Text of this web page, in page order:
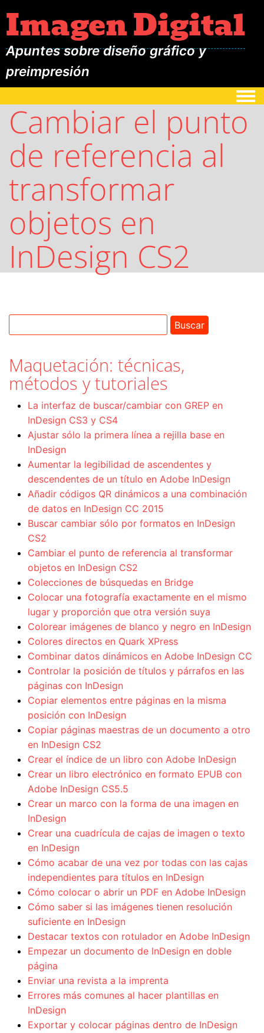
Imagen Digital
Apuntes sobre diseño gráfico y
preimpresión
Cambiar el punto
de referencia al
transformar
objetos en
InDesign CS2
Maquetación: técnicas,
métodos y tutoriales
La interfaz de buscar/cambiar con GREP en
InDesign CS3 y CS4
Ajustar sólo la primera línea a rejilla base en
InDesign
Aumentar la legibilidad de ascendentes y
descendentes de un título en Adobe InDesign
Añadir códigos QR dinámicos a una combinación
de datos en InDesign CC 2015
Buscar cambiar sólo por formatos en InDesign
CS2
Cambiar el punto de referencia al transformar
objetos en InDesign CS2
Colecciones de búsquedas en Bridge
Colocar una fotografía exactamente en el mismo
lugar y proporción que otra versión suya
Colorear imágenes de blanco y negro en InDesign
Colores directos en Quark XPress
Combinar datos dinámicos en Adobe InDesign CC
Controlar la posición de títulos y párrafos en las
páginas con InDesign
Copiar elementos entre páginas en la misma
posición con InDesign
Copiar páginas maestras de un documento a otro
en InDesign CS2
Crear el índice de un libro con Adobe InDesign
Crear un libro electrónico en formato EPUB con
Adobe InDesign CS5.5
Crear un marco con la forma de una imagen en
InDesign
Crear una cuadrícula de cajas de imagen o texto
en InDesign
Cómo acabar de una vez por todas con las cajas
independientes para títulos en InDesign
Cómo colocar o abrir un PDF en Adobe InDesign
Cómo saber si las imágenes tienen resolución
suficiente en InDesign
Destacar textos con rotulador en Adobe InDesign
Empezar un documento de InDesign en doble
página
Enviar una revista a la imprenta
Errores más comunes al hacer plantillas en
InDesign
Exportar y colocar páginas dentro de InDesign